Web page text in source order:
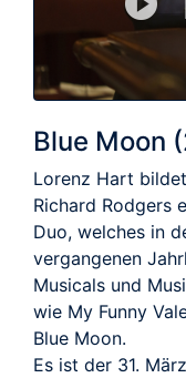
Blue Moon
Lorenz Hart
Richard Rodgers
Duo, welches in
vergangenen
Musicals und
wie My Funny
Blue Moon.
Es ist der 31.